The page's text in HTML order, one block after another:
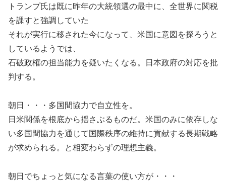
トランプ氏は既に昨年の大統領選の最中に、全世界に関税
を課すと強調していた
それが実行に移された今になって、米国に意図を探ろうと
しているようでは、
石破政権の担当能力を疑いたくなる。日本政府の対応を批
判する。
朝日・・・多国間協力で自立性を。
日米関係を根底から揺さぶるものだ。米国のみに依存しな
い多国間協力を通じて国際秩序の維持に貢献する長期戦略
が求められる。と相変わらずの理想主義。
朝日でちょっと気になる言葉の使い方が・・・